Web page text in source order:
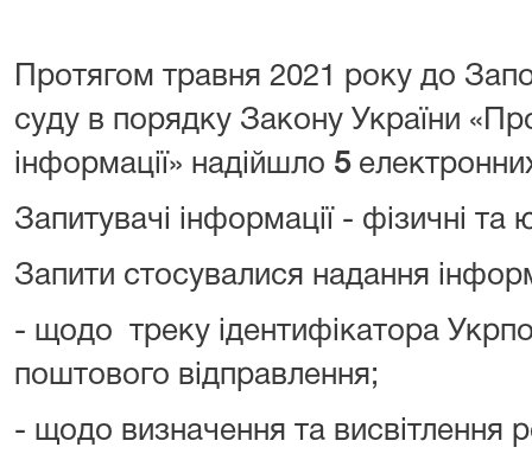
Протягом травня 2021 року до
суду в порядку Закону України
інформації» надійшло 5
Запитувачі інформації - фізичні
Запити стосувалися надання
- щодо треку ідентифікатора
поштового відправлення;
- щодо визначення та висвітлення